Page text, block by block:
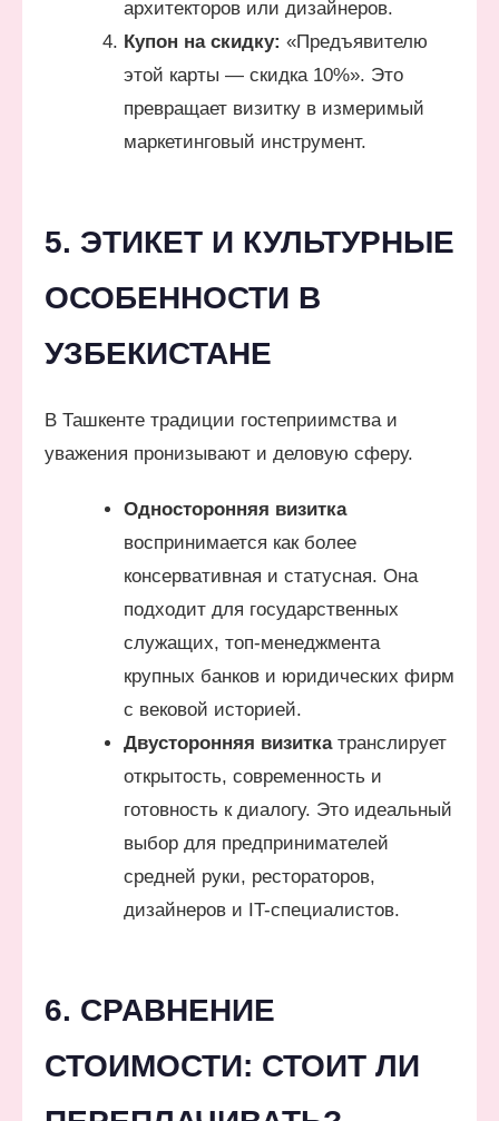
архитекторов или дизайнеров.
Купон на скидку: «Предъявителю
этой карты — скидка 10%». Это
превращает визитку в измеримый
маркетинговый инструмент.
5. ЭТИКЕТ И КУЛЬТУРНЫЕ
ОСОБЕННОСТИ В
УЗБЕКИСТАНЕ
В Ташкенте традиции гостеприимства и
уважения пронизывают и деловую сферу.
Односторонняя визитка
воспринимается как более
консервативная и статусная. Она
подходит для государственных
служащих, топ-менеджмента
крупных банков и юридических фирм
с вековой историей.
Двусторонняя визиткатранслирует
открытость, современность и
готовность к диалогу. Это идеальный
выбор для предпринимателей
средней руки, рестораторов,
дизайнеров и IT-специалистов.
6. СРАВНЕНИЕ
СТОИМОСТИ: СТОИТ ЛИ